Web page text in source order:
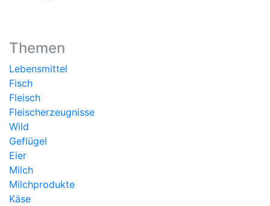
Themen
Lebensmittel
Fisch
Fleisch
Fleischerzeugnisse
Wild
Geflügel
Eier
Milch
Milchprodukte
Käse